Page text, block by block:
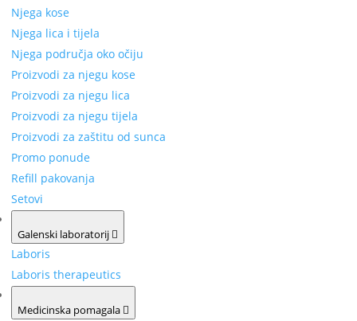
Njega kose
Njega lica i tijela
Njega područja oko očiju
Proizvodi za njegu kose
Proizvodi za njegu lica
Proizvodi za njegu tijela
Proizvodi za zaštitu od sunca
Promo ponude
Refill pakovanja
Setovi
Galenski laboratorij
Laboris
Laboris therapeutics
Medicinska pomagala